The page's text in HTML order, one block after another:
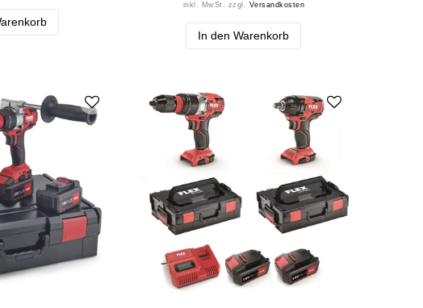
inkl. MwSt. zzgl. Versandkosten
In den Warenkorb